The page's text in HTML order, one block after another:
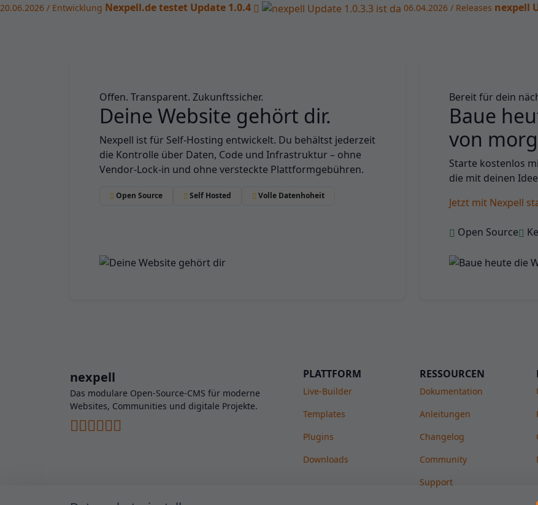
20.06.2026 / Entwicklung Nexpell.de testet Update 1.0.4 06.04.2026 / Releases nexpell
Offen. Transparent. Zukunftssicher.
Deine Website gehört dir.
Nexpell ist für Self-Hosting entwickelt. Du behältst jederzeit
die Kontrolle über Daten, Code und Infrastruktur – ohne
Vendor-Lock-in und ohne versteckte Plattformgebühren.
Open Source Self Hosted Volle Datenhoheit
Bereit für dein
Baue
von
Starte kostenlos
die mit deinen
Jetzt mit Nexpell
Open Source
nexpell
Das modulare Open-Source-CMS für moderne
Websites, Communities und digitale Projekte.
PLATTFORM
Live-Builder
Templates
Plugins
Downloads
RESSOURCEN
Dokumentation
Anleitungen
Changelog
Community
Support